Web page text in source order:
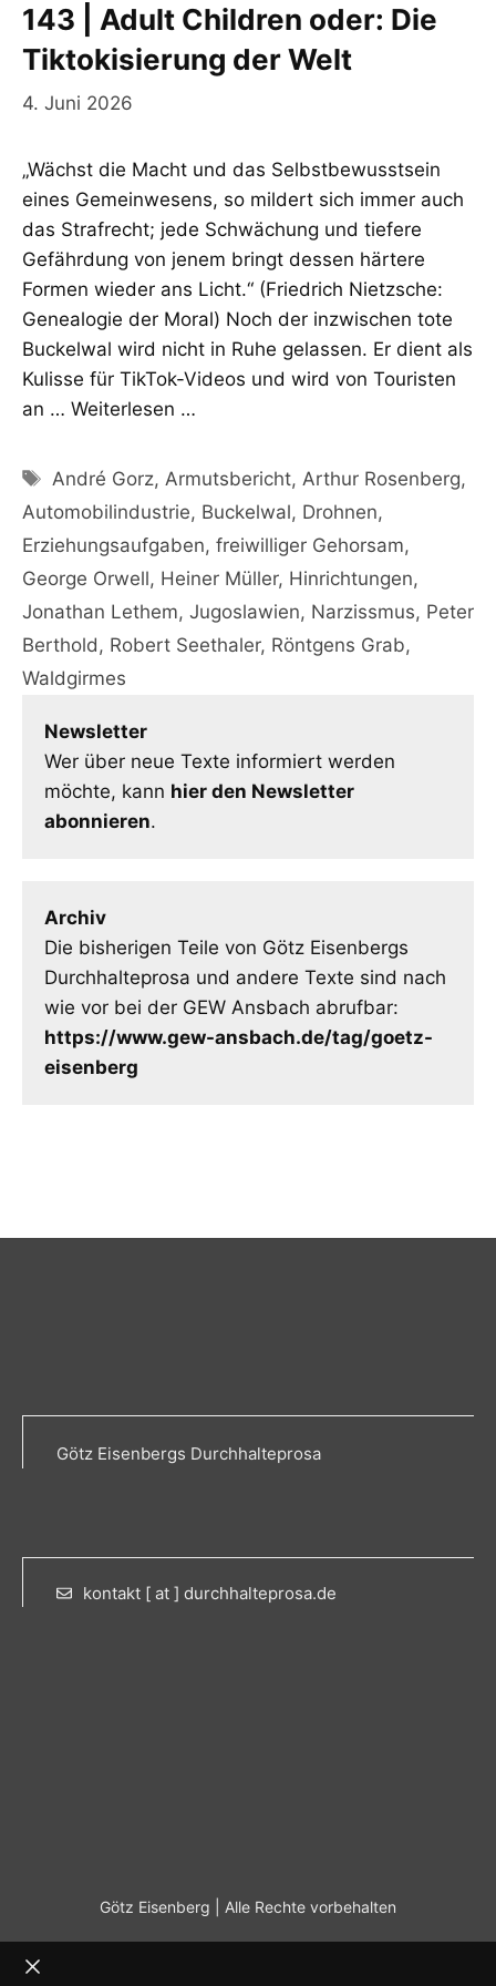
143 | Adult Children oder: Die
Tiktokisierung der Welt
4. Juni 2026
„Wächst die Macht und das Selbstbewusstsein
eines Gemeinwesens, so mildert sich immer auch
das Strafrecht; jede Schwächung und tiefere
Gefährdung von jenem bringt dessen härtere
Formen wieder ans Licht.“ (Friedrich Nietzsche:
Genealogie der Moral) Noch der inzwischen tote
Buckelwal wird nicht in Ruhe gelassen. Er dient als
Kulisse für TikTok-Videos und wird von Touristen
an … Weiterlesen …
Schlagwörter
André Gorz, Armutsbericht, Arthur Rosenberg,
Automobilindustrie, Buckelwal, Drohnen,
Erziehungsaufgaben, freiwilliger Gehorsam,
George Orwell, Heiner Müller, Hinrichtungen,
Jonathan Lethem, Jugoslawien, Narzissmus, Peter
Berthold , Robert Seethaler, Röntgens Grab,
Waldgirmes
Newsletter
Wer über neue Texte informiert werden
möchte, kann hier den Newsletter
abonnieren.
Archiv
Die bisherigen Teile von Götz Eisenbergs
Durchhalteprosa und andere Texte sind nach
wie vor bei der GEW Ansbach abrufbar:
https://www.gew-ansbach.de/tag/goetz-
eisenberg
Götz Eisenbergs Durchhalteprosa
kontakt [ at ] durchhalteprosa.de
Götz Eisenberg | Alle Rechte vorbehalten